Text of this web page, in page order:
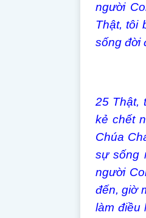
người
Thật, tôi
sống đời
25 Thật,
kẻ chết
Chúa
sự sống
người
đến, giờ
làm điều